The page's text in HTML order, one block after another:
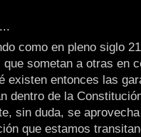
como en pleno siglo
que sometan a otras en
existen entonces las
dentro de la
sin duda, se
que estamos